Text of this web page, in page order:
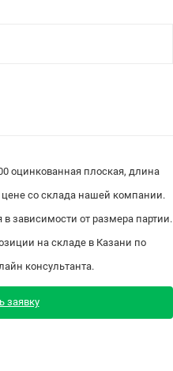
оцинкованная плоская, длина
со склада нашей компании.
зависимости от размера партии.
на складе в Казани по
консультанта.
заявку